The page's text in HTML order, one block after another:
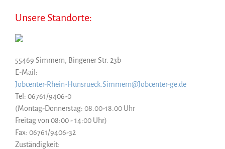
Unsere Standorte:
55469 Simmern, Bingener Str. 23b
E-Mail:
Jobcenter-Rhein-Hunsrueck.Simmern@Jobcenter-ge.de
Tel: 06761/9406-0
(Montag-Donnerstag: 08.00-18.00 Uhr
Freitag von 08:00 - 14:00 Uhr)
Fax: 06761/9406-32
Zuständigkeit: